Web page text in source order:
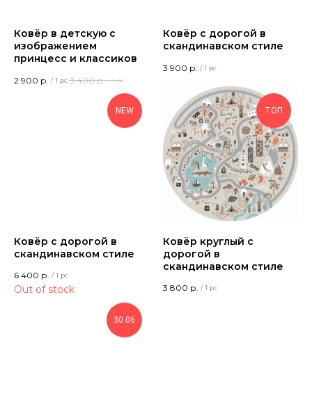
Ковёр в детскую с
изображением
принцесс и классиков
2 900 р. / 1 pc 3 400 р. / 1 pc
Ковёр с дорогой в
скандинавском стиле
3 900 р. / 1 pc
NEW
Ковёр с дорогой в
скандинавском стиле
6 400 р. / 1 pc
Out of stock
ТОП
Ковёр круглый с
дорогой в
скандинавском стиле
3 800 р. / 1 pc
30.06